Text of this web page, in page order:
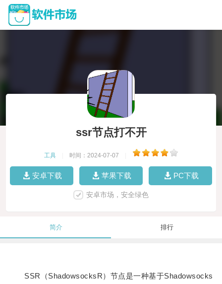
ssr节点打不开
工具 时间：2024-07-07
安卓下载 苹果下载 PC下载
安卓市场，安全绿色
简介 排行
SSR（ShadowsocksR）节点是一种基于Shadowsocks